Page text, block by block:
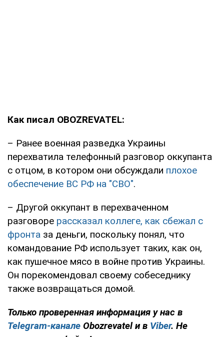
Как писал OBOZREVATEL:
– Ранее военная разведка Украины
перехватила телефонный разговор оккупанта
с отцом, в котором они обсуждали плохое
обеспечение ВС РФ на "СВО".
– Другой оккупант в перехваченном
разговоре рассказал коллеге, как сбежал с
фронта за деньги, поскольку понял, что
командование РФ использует таких, как он,
как пушечное мясо в войне против Украины.
Он порекомендовал своему собеседнику
также возвращаться домой.
Только проверенная информация у нас в
Telegram-канале Obozrevatel и в Viber. Не